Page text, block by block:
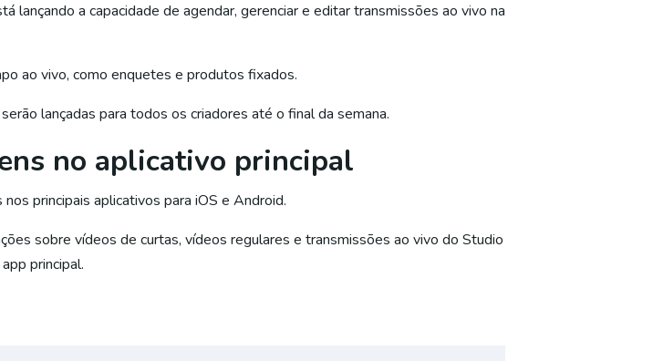
lançando a capacidade de agendar, gerenciar e editar transmissões ao vivo na
ao vivo, como enquetes e produtos fixados.
lançadas para todos os criadores até o final da semana.
no aplicativo principal
principais aplicativos para iOS e Android.
sobre vídeos de curtas, vídeos regulares e transmissões ao vivo do Studio
principal.